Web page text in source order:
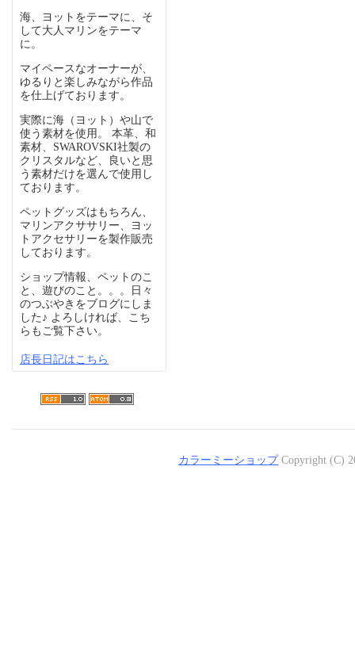
海、ヨットをテーマに、そ
して大人マリンをテーマ
に。
マイペースなオーナーが、
ゆるりと楽しみながら作品
を仕上げております。
実際に海（ヨット）や山で
使う素材を使用。 本革、和
素材、SWAROVSKI社製の
クリスタルなど、良いと思
う素材だけを選んで使用し
ております。
ペットグッズはもちろん、
マリンアクササリー、ヨッ
トアクセサリーを製作販売
しております。
ショップ情報、ペットのこ
と、遊びのこと。。。日々
のつぶやきをブログにしま
した♪ よろしければ、こち
らもご覧下さい。
店長日記はこちら
カラーミーショップ Copyright (C)